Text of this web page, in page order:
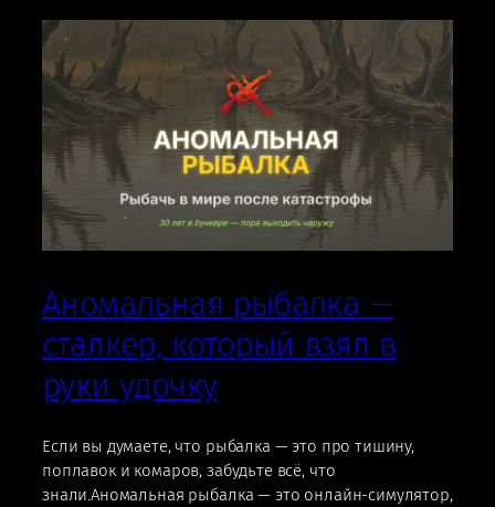
Аномальная рыбалка —
сталкер, который взял в
руки удочку
Если вы думаете, что рыбалка — это про тишину,
поплавок и комаров, забудьте всё, что
знали.Аномальная рыбалка — это онлайн-симулятор,